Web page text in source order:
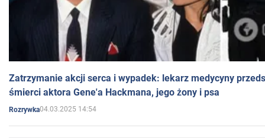
Zatrzymanie akcji serca i wypadek: lekarz medycyny
śmierci aktora Gene'a Hackmana, jego żony i psa
Rozrywka04.03.2025 14:54